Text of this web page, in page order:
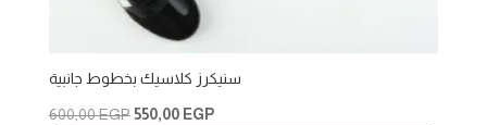
سنيكرز كلاسيك بخطوط جانبية
600,00EGP Original
550,00 EGPCurrent